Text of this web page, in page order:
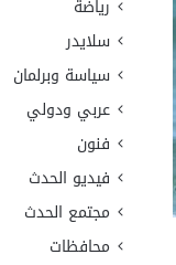
رياضة
سلايدر
سياسة وبرلمان
عربي ودولي
فنون
فيديو الحدث
مجتمع الحدث
محافظات